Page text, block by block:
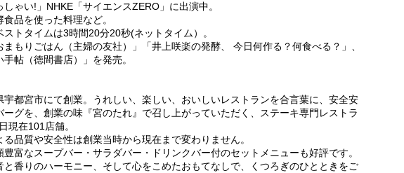
ゃい!」NHKE「サイエンスZERO」に出演中。
品を使った料理など。
トタイムは3時間20分20秒(ネットタイム）。
もりごはん（主婦の友社）」「井上咲楽の発酵、 今日何作る？何食べる？」、
帖（徳間書店）」を発売。
都宮市にて創業。うれしい、楽しい、おいしいレストランを合言葉に、安全安
グを、創業の味『宮のたれ』で召し上がっていただく、ステーキ専門レストラ
現在101店舗。
品質や安全性は創業当時から現在まで変わりません。
富なスープバー・サラダバー・ドリンクバー付のセットメニューも好評です。
と香りのハーモニー、そして心をこめたおもてなしで、くつろぎのひとときをご